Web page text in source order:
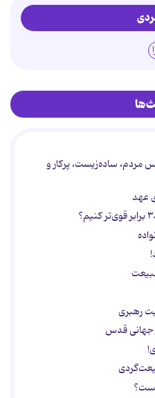
مردم، ساده‌زیست، پرکار و
عهد
رهبری
جهانی قدس